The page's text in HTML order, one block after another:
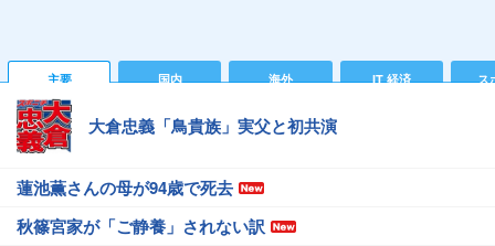
主要 国内 海外 IT 経済 ス
大倉忠義「鳥貴族」実父と初共演
蓮池薫さんの母が94歳で死去
秋篠宮家が「ご静養」されない訳